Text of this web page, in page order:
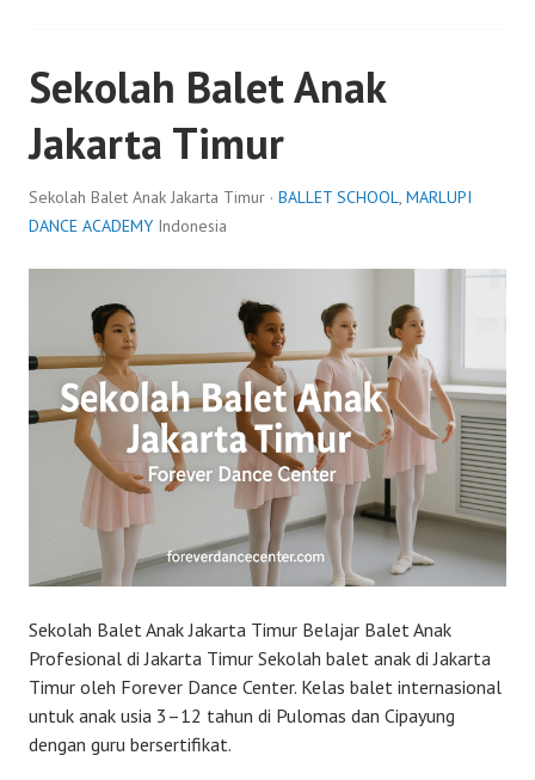
Sekolah Balet Anak
Jakarta Timur
Sekolah Balet Anak Jakarta Timur · BALLET SCHOOL, MARLUPI
DANCE ACADEMY Indonesia
Sekolah Balet Anak Jakarta Timur Belajar Balet Anak
Profesional di Jakarta Timur Sekolah balet anak di Jakarta
Timur oleh Forever Dance Center. Kelas balet internasional
untuk anak usia 3–12 tahun di Pulomas dan Cipayung
dengan guru bersertifikat.